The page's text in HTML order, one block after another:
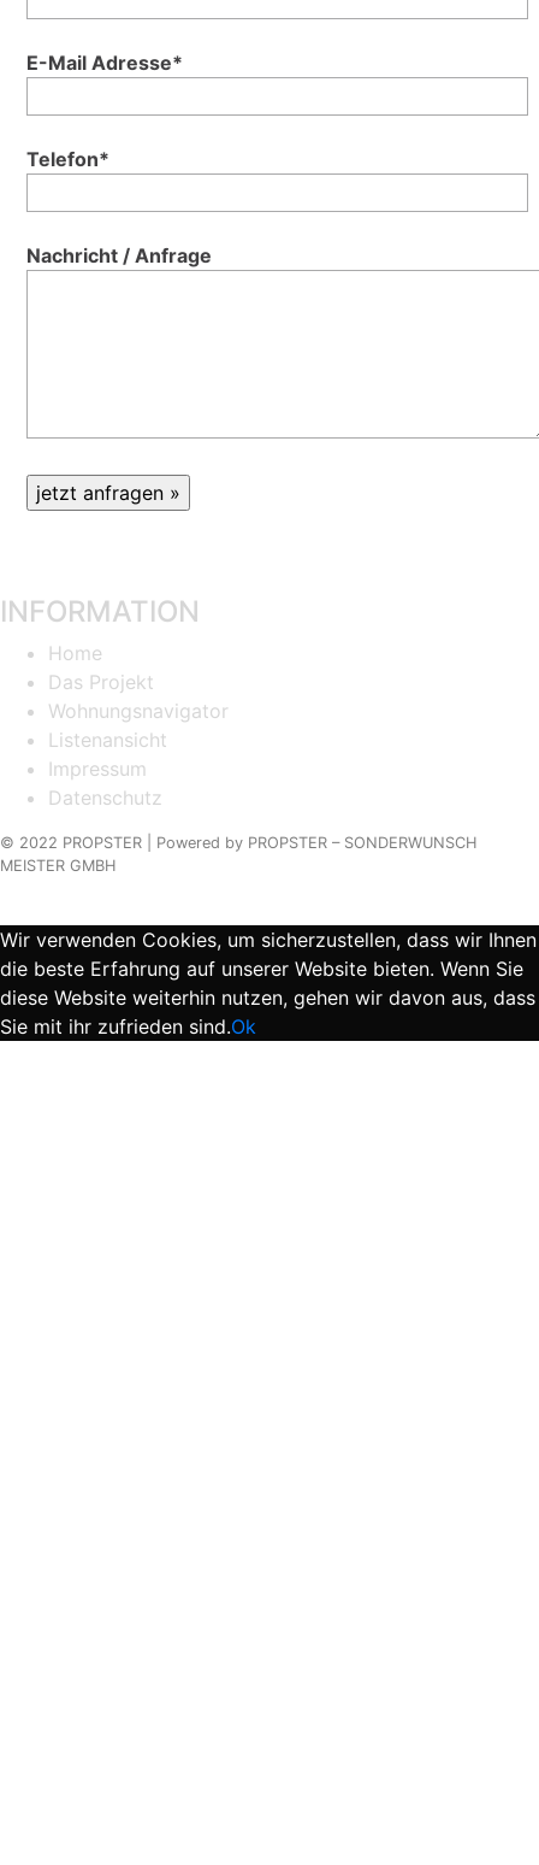
E-Mail Adresse*
Telefon*
Nachricht / Anfrage
INFORMATION
Home
Das Projekt
Wohnungsnavigator
Listenansicht
Impressum
Datenschutz
© 2022 PROPSTER | Powered by PROPSTER – SONDERWUNSCH
MEISTER GMBH
Wir verwenden Cookies, um sicherzustellen, dass wir Ihnen
die beste Erfahrung auf unserer Website bieten. Wenn Sie
diese Website weiterhin nutzen, gehen wir davon aus, dass
Sie mit ihr zufrieden sind.Ok